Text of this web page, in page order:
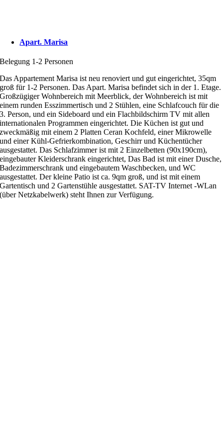
Apart. Marisa
Belegung 1-2 Personen
Das Appartement Marisa ist neu renoviert und gut eingerichtet, 35qm
groß für 1-2 Personen. Das Apart. Marisa befindet sich in der 1. Etage.
Großzügiger Wohnbereich mit Meerblick, der Wohnbereich ist mit
einem runden Esszimmertisch und 2 Stühlen, eine Schlafcouch für die
3. Person, und ein Sideboard und ein Flachbildschirm TV mit allen
internationalen Programmen eingerichtet. Die Küchen ist gut und
zweckmäßig mit einem 2 Platten Ceran Kochfeld, einer Mikrowelle
und einer Kühl-Gefrierkombination, Geschirr und Küchentücher
ausgestattet. Das Schlafzimmer ist mit 2 Einzelbetten (90x190cm),
eingebauter Kleiderschrank eingerichtet, Das Bad ist mit einer Dusche,
Badezimmerschrank und eingebautem Waschbecken, und WC
ausgestattet. Der kleine Patio ist ca. 9qm groß, und ist mit einem
Gartentisch und 2 Gartenstühle ausgestattet. SAT-TV Internet -WLan
(über Netzkabelwerk) steht Ihnen zur Verfügung.